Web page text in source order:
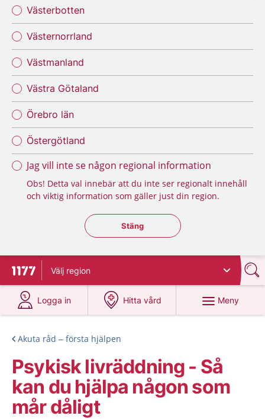
Västerbotten
Västernorrland
Västmanland
Västra Götaland
Örebro län
Östergötland
Jag vill inte se någon regional information
Obs! Detta val innebär att du inte ser regionalt innehåll
och viktig information som gäller just din region.
Stäng regionsväljaren
Stäng
Till startsidan för 1177
Välj region
Logga in
på 1177.se
Hitta vård
på 1177.se
Meny
Akuta råd – första hjälpen
Psykisk livräddning - Så
kan du hjälpa någon som
mår dåligt